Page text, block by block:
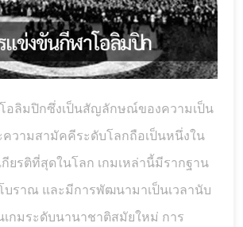
อลิมปิกซึ่งเป็นสัญลักษณ์ของความเป็น
ความสามัคคีระดับโลกถือเป็นหนึ่งใน
ยรติที่สุดในโลก เกมเหล่านี้มีรากฐาน
บราณ และมีการพัฒนามาเป็นเวลานับ
กมระดับนานาชาติสมัยใหม่ การ